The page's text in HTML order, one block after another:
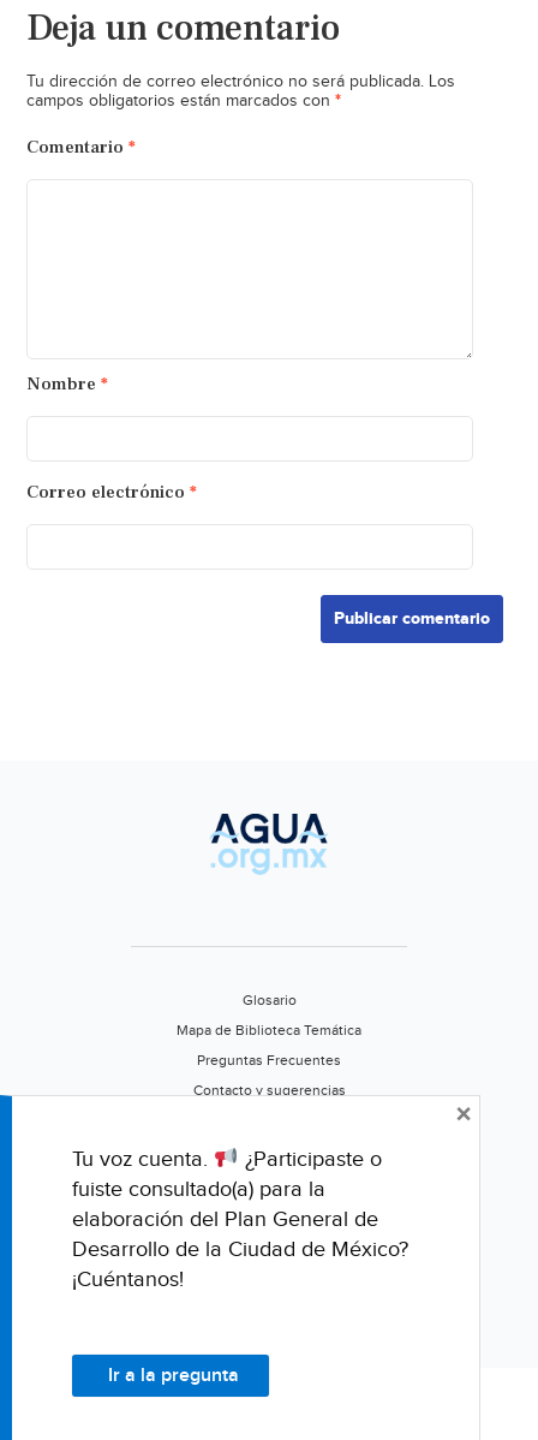
Deja un comentario
Tu dirección de correo electrónico no será publicada. Los
campos obligatorios están marcados con *
Comentario *
Nombre *
Correo electrónico *
Glosario
Mapa de Biblioteca Temática
Preguntas Frecuentes
Contacto y sugerencias
Califica este portal
Tu voz cuenta.
¿Participaste o
fuiste consultado(a) para la
elaboración del Plan General de
Desarrollo de la Ciudad de México?
¡Cuéntanos!
Ir a la pregunta
×